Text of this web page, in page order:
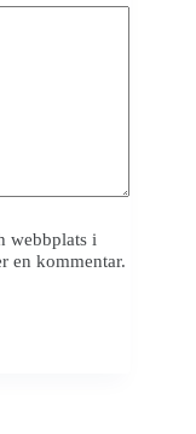
webbplats i
en kommentar.